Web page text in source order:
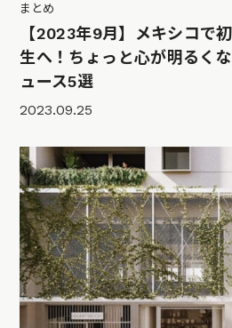
まとめ
【2023年9月】メキシコで
生へ！ちょっと心が明るく
ュース5選
2023.09.25